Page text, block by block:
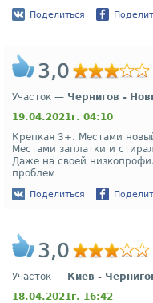
Поделиться
3,0
Участок — Чернигов -
19.04.2021г. 04:10
Крепкая 3+. Местами
Местами заплатки и
Даже на своей
проблем
Поделиться
3,0
Участок — Киев -
18.04.2021г. 16:42